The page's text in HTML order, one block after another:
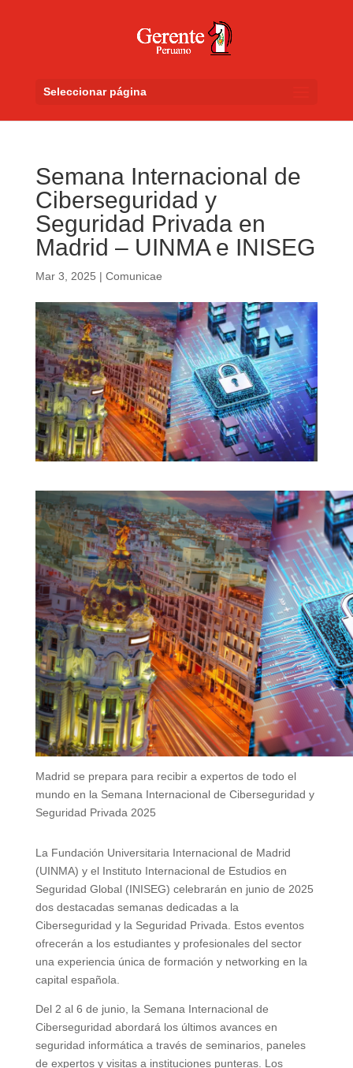
Seleccionar página
Semana Internacional de
Ciberseguridad y
Seguridad Privada en
Madrid – UINMA e INISEG
Mar 3, 2025 | Comunicae
Madrid se prepara para recibir a expertos de todo el
mundo en la Semana Internacional de Ciberseguridad y
Seguridad Privada 2025
La Fundación Universitaria Internacional de Madrid
(UINMA) y el Instituto Internacional de Estudios en
Seguridad Global (INISEG) celebrarán en junio de 2025
dos destacadas semanas dedicadas a la
Ciberseguridad y la Seguridad Privada. Estos eventos
ofrecerán a los estudiantes y profesionales del sector
una experiencia única de formación y networking en la
capital española.
Del 2 al 6 de junio, la Semana Internacional de
Ciberseguridad abordará los últimos avances en
seguridad informática a través de seminarios, paneles
de expertos y visitas a instituciones punteras. Los